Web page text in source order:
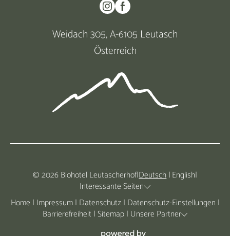
Weidach 305, A-6105 Leutasch
Österreich
© 2026 Biohotel Leutascherhof|Deutsch|English|
Interessante Seiten
Home | Impressum| Datenschutz| Datenschutz-Einstellungen |
Barrierefreiheit |Sitemap| Unsere Partner